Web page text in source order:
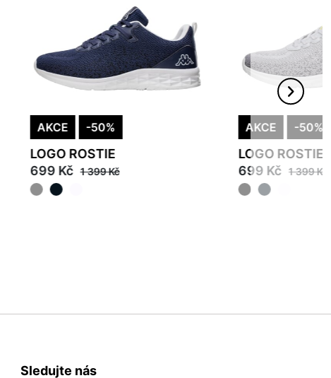
AKCE -50%
LOGO ROSTIE
699 Kč 1 399 Kč
AKCE -50%
LOGO ROSTIE
699 Kč 1 399 Kč
Sledujte nás